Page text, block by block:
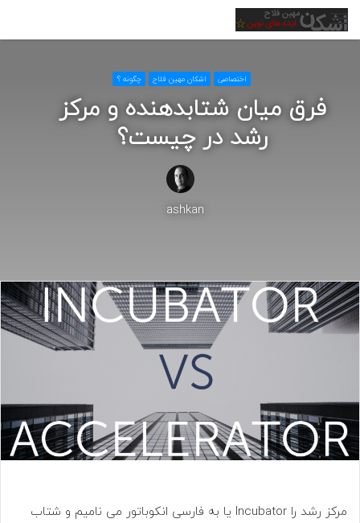
منو
اختصاصی اشکان مهین فلاح چگونه ؟
فرق میان شتابدهنده و مرکز
رشد در چیست؟
ashkan
مرکز رشد را Incubator یا به فارسی انکوباتور می نامیم و شتاب